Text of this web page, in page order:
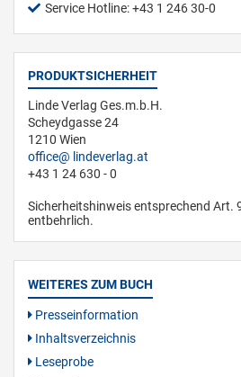
Service Hotline: +43 1 246 30-0
PRODUKTSICHERHEIT
Linde Verlag Ges.m.b.H.
Scheydgasse 24
1210 Wien
office
lindeverlag.at
+43 1 24 630 - 0
Sicherheitshinweis entsprechend Art.
entbehrlich.
WEITERES ZUM BUCH
Presseinformation
Inhaltsverzeichnis
Leseprobe